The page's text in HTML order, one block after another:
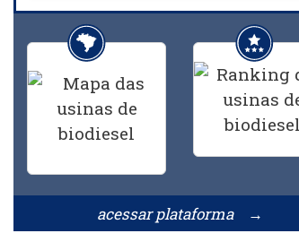
acessar plataforma →